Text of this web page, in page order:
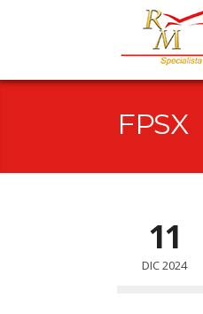
FPSX
11
DIC 2024